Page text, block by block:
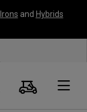
Irons and Hybrids
Panier